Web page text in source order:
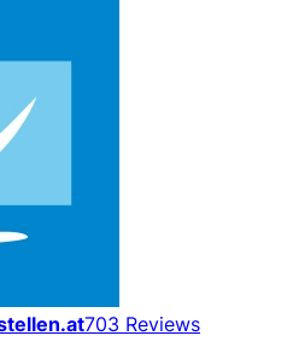
703 Reviews